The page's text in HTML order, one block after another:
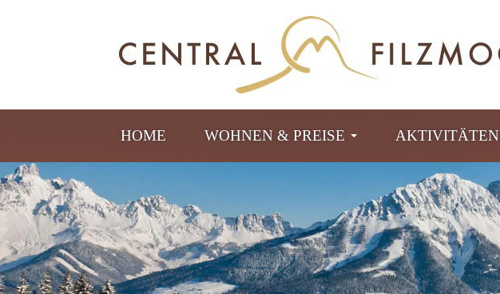
HOME WOHNEN & PREISE AKTIVITÄTEN